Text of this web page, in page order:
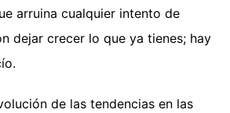
arruina cualquier intento de
dejar crecer lo que ya tienes; hay
de las tendencias en las